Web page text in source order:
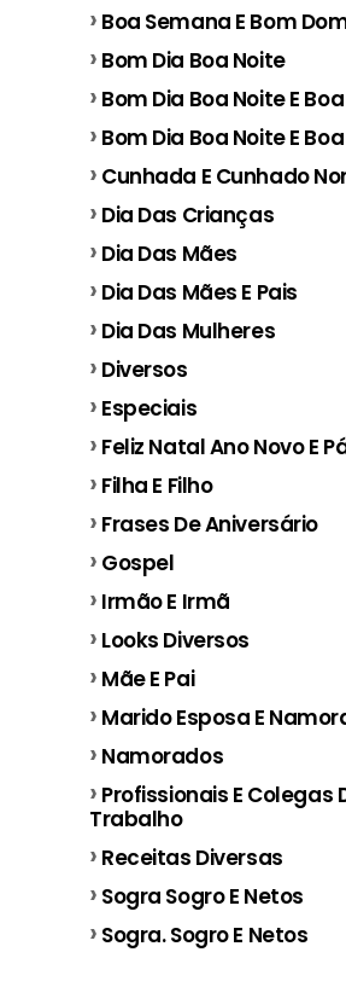
Boa Semana E Bom
Bom Dia Boa Noite
Bom Dia Boa Noite E
Bom Dia Boa Noite E
Cunhada E Cunhado
Dia Das Crianças
Dia Das Mães
Dia Das Mães E Pais
Dia Das Mulheres
Diversos
Especiais
Feliz Natal Ano Novo E
Filha E Filho
Frases De Aniversário
Gospel
Irmão E Irmã
Looks Diversos
Mãe E Pai
Marido Esposa E
Namorados
Profissionais E Colegas
Trabalho
Receitas Diversas
Sogra Sogro E Netos
Sogra. Sogro E Netos